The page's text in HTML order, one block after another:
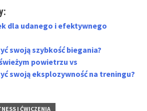
dla udanego i efektywnego
swoją szybkość biegania?
powietrzu vs
swoją eksplozywność na treningu?
I ĆWICZENIA